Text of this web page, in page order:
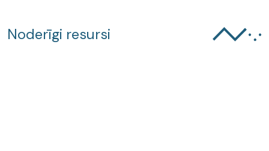
Noderīgi resursi